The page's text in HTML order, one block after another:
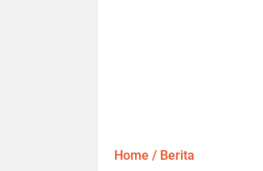
Home / Berita